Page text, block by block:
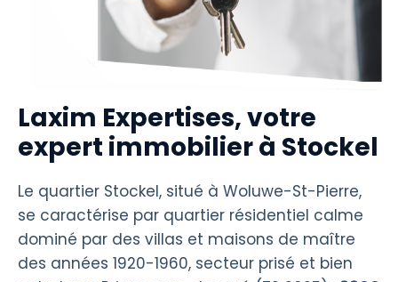
Laxim Expertises, votre
expert immobilier à Stockel
Le quartier Stockel, situé à Woluwe-St-Pierre,
se caractérise par quartier résidentiel calme
dominé par des villas et maisons de maître
des années 1920-1960, secteur prisé et bien